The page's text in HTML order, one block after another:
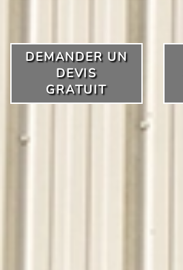
DEMANDER UN
DEVIS
GRATUIT